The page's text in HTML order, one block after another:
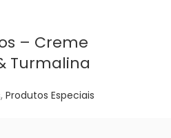
– Creme
Turmalina
, Produtos Especiais